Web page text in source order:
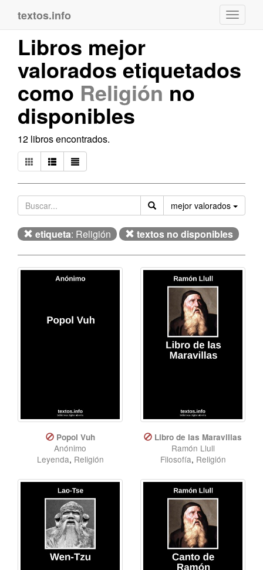
textos.info
Libros mejor
valorados etiquetados
como Religión no
disponibles
12 libros encontrados.
mejor valorados
etiqueta: Religión textos no disponibles
Popol Vuh
Anónimo
Leyenda, Religión
Libro de las Maravillas
Ramón Llull
Filosofía, Religión